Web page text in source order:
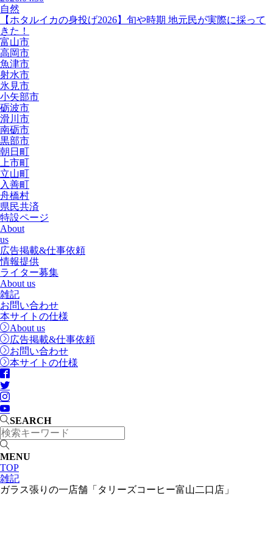
自然
【ホタルイカの身投げ2026】旬や時期 地元民が実際に採って
きた！
富山市
高岡市
魚津市
射水市
氷見市
小矢部市
砺波市
滑川市
南砺市
黒部市
朝日町
上市町
立山町
入善町
舟橋村
県民共済
特設ページ
About
us
広告掲載&仕事依頼
情報提供
ライター募集
About us
雑記
お問い合わせ
本サイトの仕様
About us
広告掲載&仕事依頼
お問い合わせ
本サイトの仕様
SEARCH
MENU
TOP
雑記
ガラス張りの一店舗「タリーズコーヒー富山二口店」